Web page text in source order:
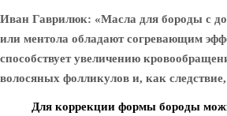
Иван Гаврилюк: «Масла для бороды с
или ментола обладают согревающим
способствует увеличению
волосяных фолликулов и, как следствие,
Для коррекции формы бороды